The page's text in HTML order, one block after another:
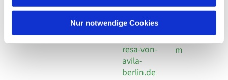
Nur notwendige Cookies
Behaimstr. 39
30 924 54
18
E-Mail
info@the
resa-von-
avila-
berlin.de
Social
Impressu
m